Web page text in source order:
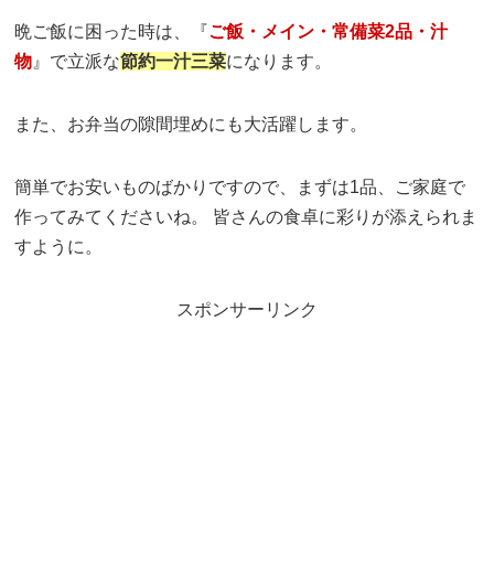
晩ご飯に困った時は、『ご飯・メイン・常備菜2品・汁
物 』で立派な節約一汁三菜になります。
また、お弁当の隙間埋めにも大活躍します。
簡単でお安いものばかりですので、まずは1品、ご家庭で
作ってみてくださいね。 皆さんの食卓に彩りが添えられま
すように。
スポンサーリンク